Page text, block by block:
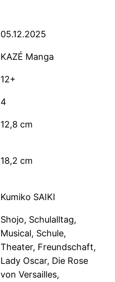
05.12.2025
KAZÉ Manga
12+
4
12,8 cm
18,2 cm
Kumiko SAIKI
Shojo, Schulalltag,
Musical, Schule,
Theater, Freundschaft,
Lady Oscar, Die Rose
von Versailles,